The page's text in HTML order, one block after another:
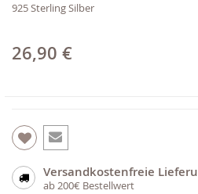
925 Sterling Silber
26,90 €
Versandkostenfreie
ab 200€ Bestellwert